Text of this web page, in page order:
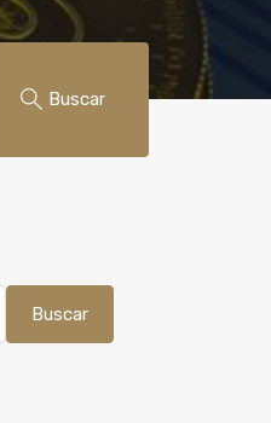
Buscar
Buscar